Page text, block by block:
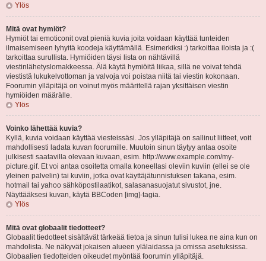
Ylös
Mitä ovat hymiöt?
Hymiöt tai emoticonit ovat pieniä kuvia joita voidaan käyttää tunteiden
ilmaisemiseen lyhyitä koodeja käyttämällä. Esimerkiksi :) tarkoittaa iloista ja :(
tarkoittaa surullista. Hymiöiden täysi lista on nähtävillä
viestinlähetyslomakkeessa. Älä käytä hymiöitä liikaa, sillä ne voivat tehdä
viestistä lukukelvottoman ja valvoja voi poistaa niitä tai viestin kokonaan.
Foorumin ylläpitäjä on voinut myös määritellä rajan yksittäisen viestin
hymiöiden määrälle.
Ylös
Voinko lähettää kuvia?
Kyllä, kuvia voidaan käyttää viesteissäsi. Jos ylläpitäjä on sallinut liitteet, voit
mahdollisesti ladata kuvan foorumille. Muutoin sinun täytyy antaa osoite
julkisesti saatavilla olevaan kuvaan, esim. http://www.example.com/my-
picture.gif. Et voi antaa osoitetta omalla koneellasi oleviin kuviin (ellei se ole
yleinen palvelin) tai kuviin, jotka ovat käyttäjätunnistuksen takana, esim.
hotmail tai yahoo sähköpostilaatikot, salasanasuojatut sivustot, jne.
Näyttääksesi kuvan, käytä BBCoden [img]-tagia.
Ylös
Mitä ovat globaalit tiedotteet?
Globaalit tiedotteet sisältävät tärkeää tietoa ja sinun tulisi lukea ne aina kun on
mahdolista. Ne näkyvät jokaisen alueen ylälaidassa ja omissa asetuksissa.
Globaalien tiedotteiden oikeudet myöntää foorumin ylläpitäjä.